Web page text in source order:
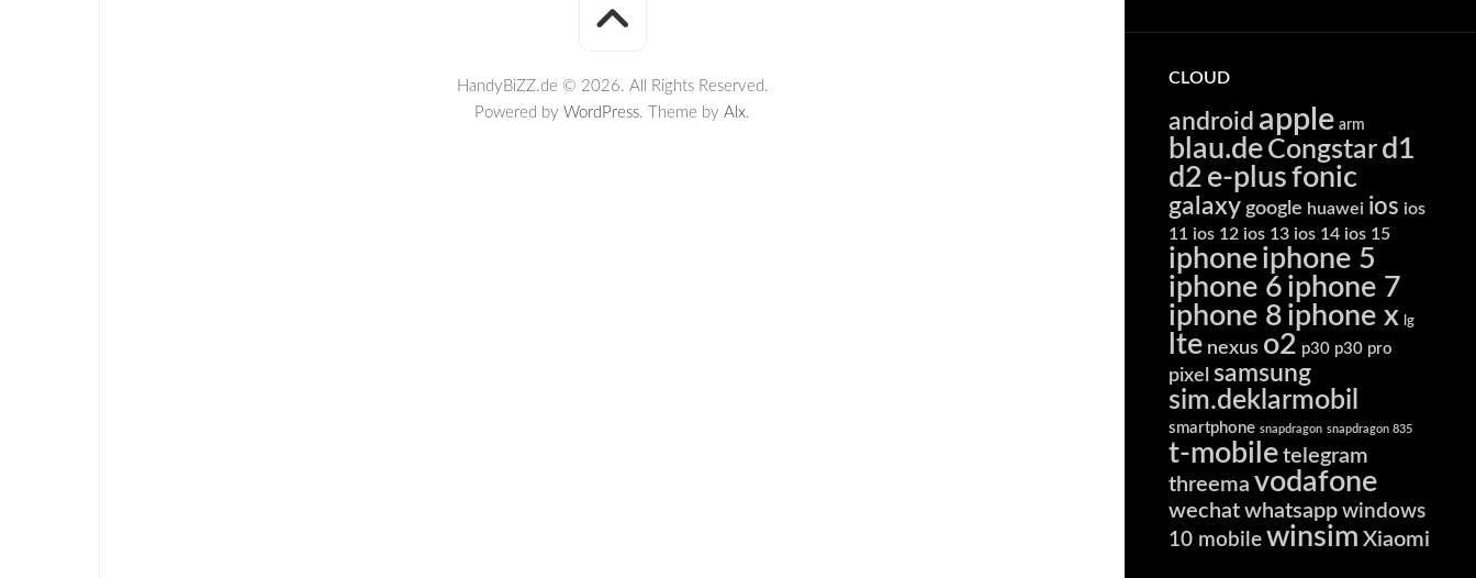
CLOUD
android apple arm
blau.de Congstar d1
d2 e-plusfonic
galaxy google huawei ios ios
11 ios 12 ios 13 ios 14 ios 15
iphoneiphone 5
iphone 6 iphone 7
iphone 8 iphone x lg
lte nexus o2 p30 p30 pro
pixel samsung
sim.deklarmobil
smartphone snapdragon snapdragon 835
t-mobile telegram
threema vodafone
wechat whatsapp windows
10 mobile winsim Xiaomi
HandyBiZZ.de © 2026. All Rights Reserved.
Powered by WordPress. Theme by Alx.